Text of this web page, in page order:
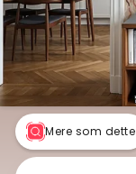
Mere som dette